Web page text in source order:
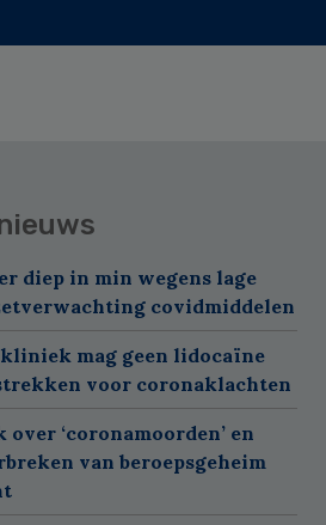
diep in min wegens lage
covidmiddelen
mag geen lidocaïne
voor coronaklachten
over ‘coronamoorden’ en
van beroepsgeheim